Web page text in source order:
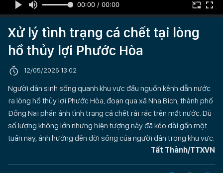
00:00 / 00:00
Xử lý tình trạng cá chết tại lòng
hồ thủy lợi Phước Hòa
12/05/2026 13:02
Người dân sinh sống quanh khu vực đầu nguồn kênh dẫn nước
ra lòng hồ thủy lợi Phước Hòa, đoạn qua xã Nha Bích, thành phố
Đồng Nai phản ánh tình trạng cá chết rải rác trên mặt nước. Dù
số lượng không lớn nhưng hiện tượng này đã kéo dài gần một
tuần nay, ảnh hưởng đến đời sống của người dân trong khu vực.
Tất Thành/TTXVN